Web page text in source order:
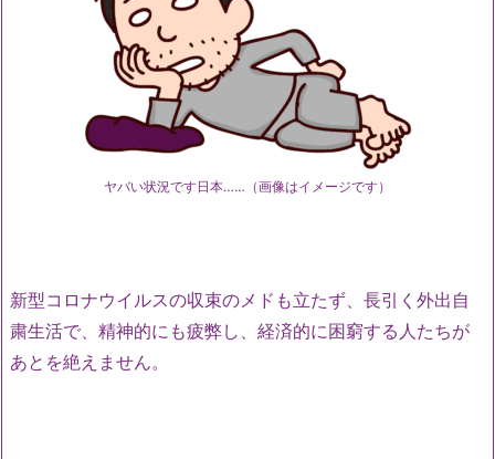
ヤバい状況です日本……（画像はイメージです）
新型コロナウイルスの収束のメドも立たず、長引く外出自
粛生活で、精神的にも疲弊し、経済的に困窮する人たちが
あとを絶えません。